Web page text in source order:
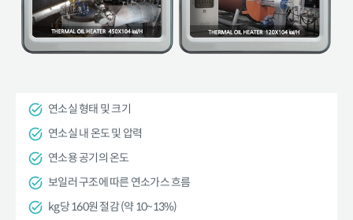
연소실 형태 및 크기
연소실 내 온도 및 압력
연소용 공기의 온도
보일러 구조에 따른 연소가스 흐름
kg당 160원 절감 (약 10~13%)